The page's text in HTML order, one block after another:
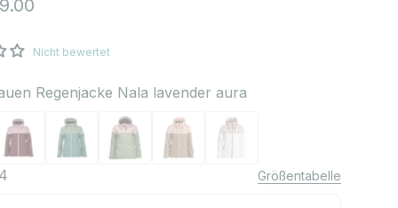
Nicht bewertet
Regenjacke Nala lavender aura
Nala lavender aura
Regenjacke Nala catawba grape
Frauen Regenjacke Nala deep sea
Frauen Regenjacke Nala hedge green
Frauen Regenjacke Nala fallen rock
Frauen Regenjacke Nala
Größentabelle